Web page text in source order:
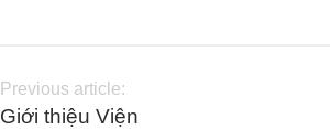
Previous article:
Giới thiệu Viện